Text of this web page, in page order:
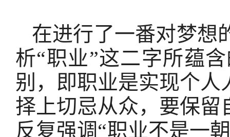
在进行了一番对梦想
析“职业”这二字所蕴
别，即职业是实现个
择上切忌从众，要保
反复强调“职业不是一